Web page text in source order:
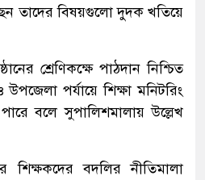
তাদের বিষয়গুলো দুদক খতিয়ে
শ্রেণিকক্ষে পাঠদান নিশ্চিত
পর্যায়ে শিক্ষা মনিটরিং
বলে সুপালিশমালায় উল্লেখ
শিক্ষকদের বদলির নীতিমালা